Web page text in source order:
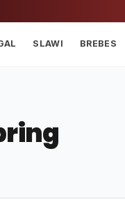
SLAWI BREBES